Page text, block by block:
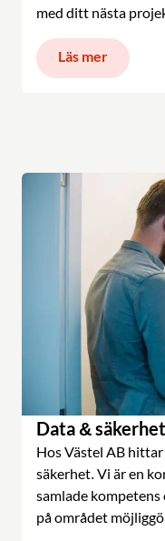
med ditt nästa
Läs mer
Data & säkerhet
Hos Västel AB
säkerhet. Vi är en
samlade
på området